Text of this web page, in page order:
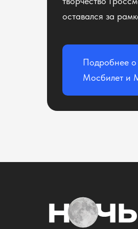
оставался за
Подробнее о
Мосбилет и